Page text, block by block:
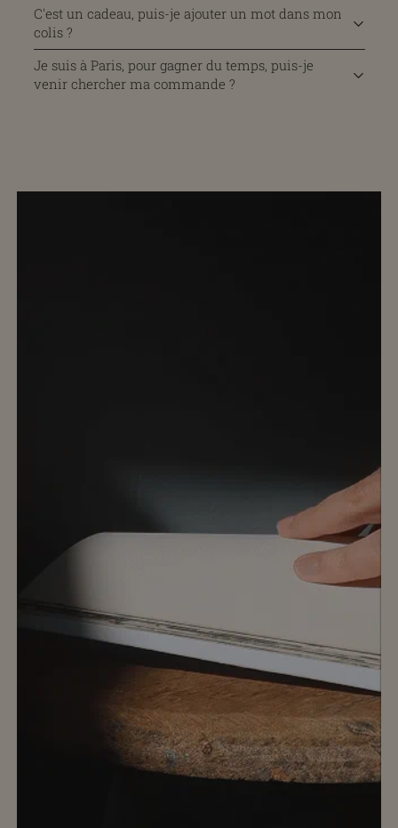
C'est un cadeau, puis-je ajouter un mot dans mon
colis ?
Je suis à Paris, pour gagner du temps, puis-je
venir chercher ma commande ?